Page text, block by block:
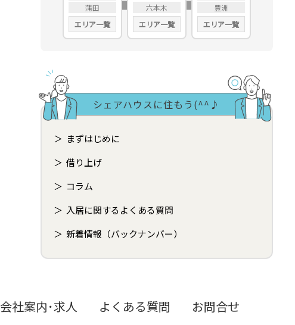
蒲田
エリア一覧
六本木
エリア一覧
豊洲
エリア一覧
シェアハウスに住もう(^^♪
まずはじめに
借り上げ
コラム
入居に関するよくある質問
新着情報（バックナンバー）
会社案内･求人 よくある質問 お問合せ